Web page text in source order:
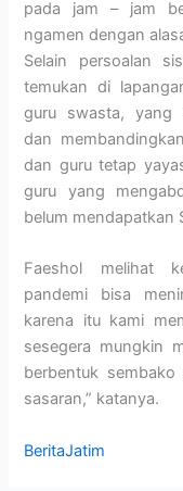
pada jam – jam
ngamen dengan
Selain persoalan
temukan di
guru swasta, yang
dan
dan guru tetap
guru yang
belum mendapatkan
Faeshol melihat
pandemi bisa
karena itu kami
sesegera mungkin
berbentuk
sasaran,” katanya.
BeritaJatim